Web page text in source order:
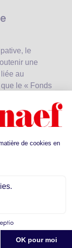
le
une
au
que le « Fonds
à un don
de ce
aux
retards de